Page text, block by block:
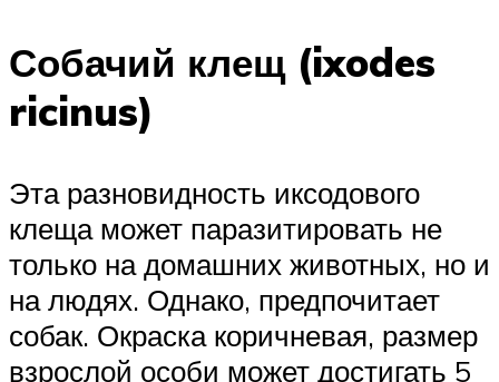
Собачий клещ (ixodes
ricinus)
Эта разновидность иксодового
клеща может паразитировать не
только на домашних животных, но и
на людях. Однако, предпочитает
собак. Окраска коричневая, размер
взрослой особи может достигать 5